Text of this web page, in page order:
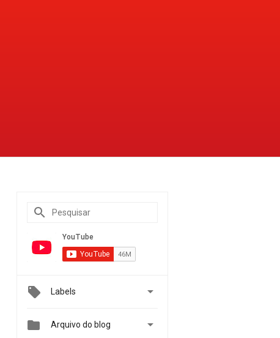
Labels 
 Arquivo do blog 